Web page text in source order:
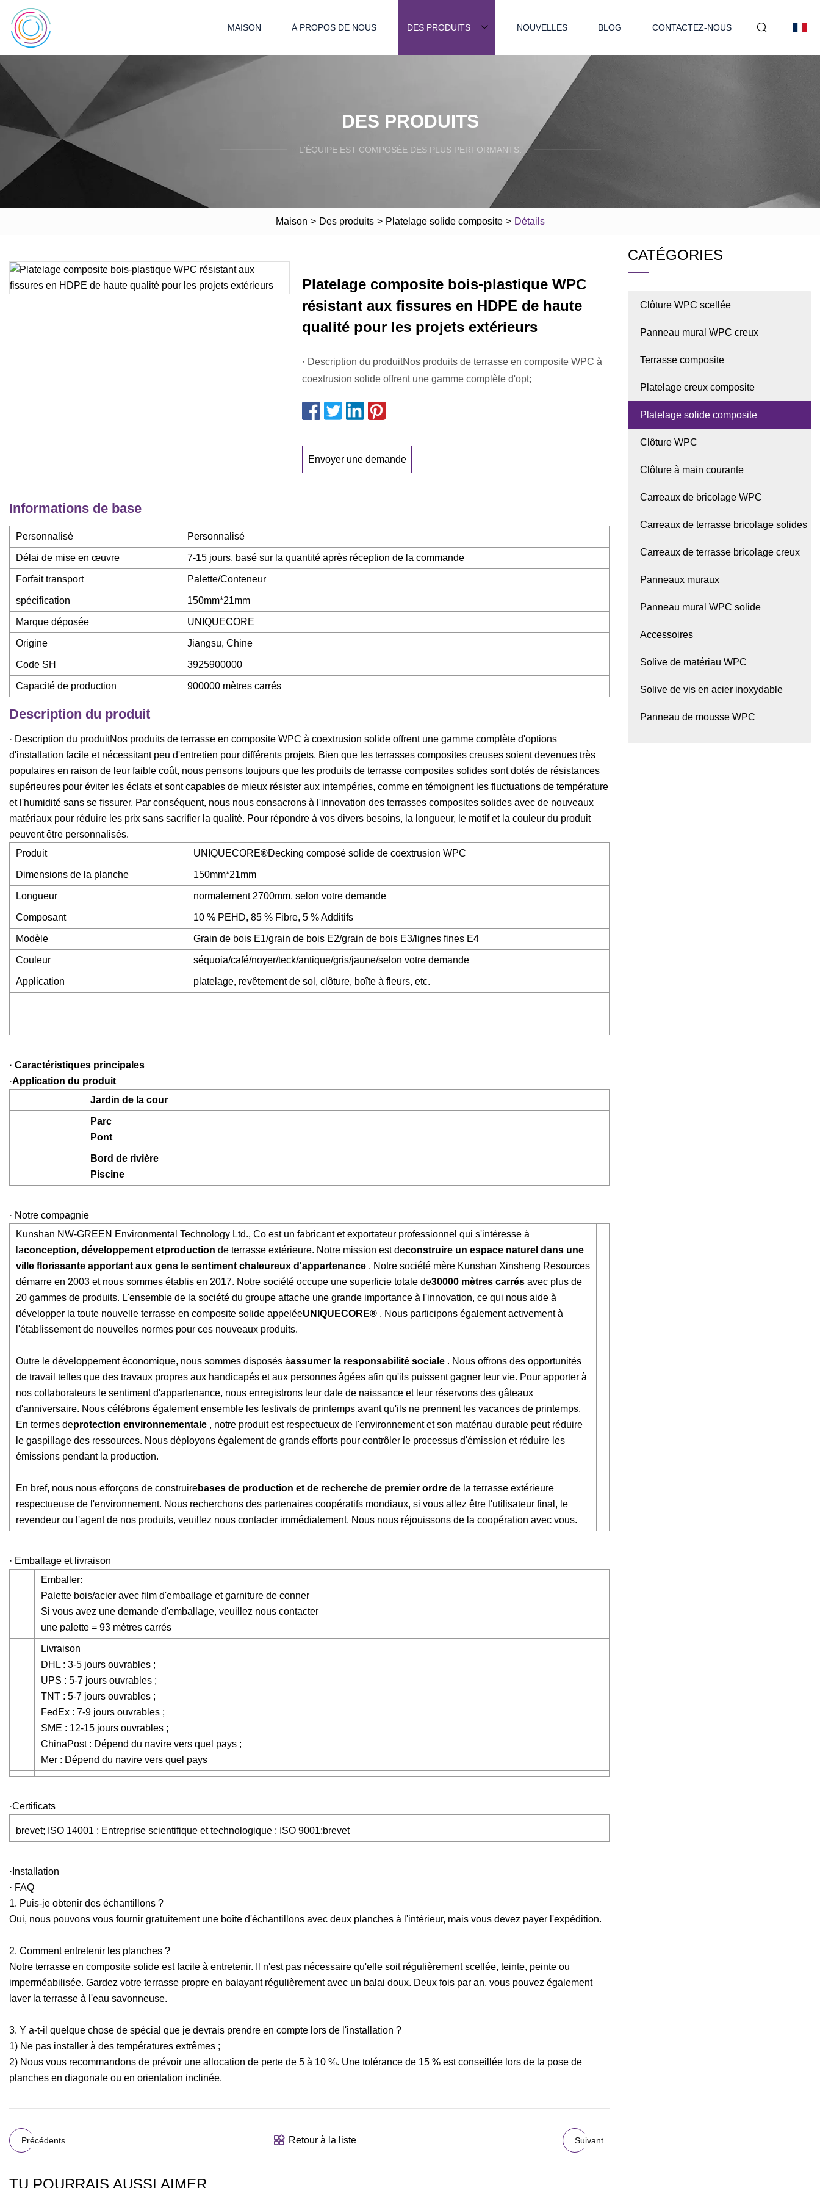
MAISON À PROPOS DE NOUS DES PRODUITS NOUVELLES BLOG CONTACTEZ-NOUS
DES PRODUITS
L'ÉQUIPE EST COMPOSÉE DES PLUS PERFORMANTS.
Maison > Des produits > Platelage solide composite > Détails
Platelage composite bois-plastique WPC
résistant aux fissures en HDPE de haute
qualité pour les projets extérieurs
· Description du produitNos produits de terrasse en composite WPC à
coextrusion solide offrent une gamme complète d'opt;
Envoyer une demande
Informations de base
Personnalisé Personnalisé
Délai de mise en œuvre 7-15 jours, basé sur la quantité après réception de la commande
Forfait transport Palette/Conteneur
spécification 150mm*21mm
Marque déposée UNIQUECORE
Origine Jiangsu, Chine
Code SH 3925900000
Capacité de production 900000 mètres carrés
Description du produit
· Description du produitNos produits de terrasse en composite WPC à coextrusion solide offrent une gamme complète d'options
d'installation facile et nécessitant peu d'entretien pour différents projets. Bien que les terrasses composites creuses soient devenues très
populaires en raison de leur faible coût, nous pensons toujours que les produits de terrasse composites solides sont dotés de résistances
supérieures pour éviter les éclats et sont capables de mieux résister aux intempéries, comme en témoignent les fluctuations de température
et l'humidité sans se fissurer. Par conséquent, nous nous consacrons à l'innovation des terrasses composites solides avec de nouveaux
matériaux pour réduire les prix sans sacrifier la qualité. Pour répondre à vos divers besoins, la longueur, le motif et la couleur du produit
peuvent être personnalisés.
Produit
UNIQUECORE®Decking composé solide de coextrusion WPC
Dimensions de la planche 150mm*21mm
Longueur normalement 2700mm, selon votre demande
Composant 10 % PEHD, 85 % Fibre, 5 % Additifs
Modèle Grain de bois E1/grain de bois E2/grain de bois E3/lignes fines E4
Couleur séquoia/café/noyer/teck/antique/gris/jaune/selon votre demande
Application platelage, revêtement de sol, clôture, boîte à fleurs, etc.
· Caractéristiques principales
·Application du produit
Jardin de la cour
Parc
Pont
Bord de rivière
Piscine
· Notre compagnie
Kunshan NW-GREEN Environmental Technology Ltd., Co est un fabricant et exportateur professionnel qui s'intéresse à
laconception, développement etproduction de terrasse extérieure. Notre mission est deconstruire un espace naturel dans une
ville florissante apportant aux gens le sentiment chaleureux d'appartenance . Notre société mère Kunshan Xinsheng Resources
démarre en 2003 et nous sommes établis en 2017. Notre société occupe une superficie totale de30000 mètres carrés avec plus de
20 gammes de produits. L'ensemble de la société du groupe attache une grande importance à l'innovation, ce qui nous aide à
développer la toute nouvelle terrasse en composite solide appeléeUNIQUECORE® . Nous participons également activement à
l'établissement de nouvelles normes pour ces nouveaux produits.
Outre le développement économique, nous sommes disposés àassumer la responsabilité sociale . Nous offrons des opportunités
de travail telles que des travaux propres aux handicapés et aux personnes âgées afin qu'ils puissent gagner leur vie. Pour apporter à
nos collaborateurs le sentiment d'appartenance, nous enregistrons leur date de naissance et leur réservons des gâteaux
d'anniversaire. Nous célébrons également ensemble les festivals de printemps avant qu'ils ne prennent les vacances de printemps.
En termes deprotection environnementale , notre produit est respectueux de l'environnement et son matériau durable peut réduire
le gaspillage des ressources. Nous déployons également de grands efforts pour contrôler le processus d'émission et réduire les
émissions pendant la production.
En bref, nous nous efforçons de construirebases de production et de recherche de premier ordre de la terrasse extérieure
respectueuse de l'environnement. Nous recherchons des partenaires coopératifs mondiaux, si vous allez être l'utilisateur final, le
revendeur ou l'agent de nos produits, veuillez nous contacter immédiatement. Nous nous réjouissons de la coopération avec vous.
· Emballage et livraison
Emballer:
Palette bois/acier avec film d'emballage et garniture de conner
Si vous avez une demande d'emballage, veuillez nous contacter
une palette = 93 mètres carrés
Livraison
DHL : 3-5 jours ouvrables ;
UPS : 5-7 jours ouvrables ;
TNT : 5-7 jours ouvrables ;
FedEx : 7-9 jours ouvrables ;
SME : 12-15 jours ouvrables ;
ChinaPost : Dépend du navire vers quel pays ;
Mer : Dépend du navire vers quel pays
·Certificats
brevet; ISO 14001 ; Entreprise scientifique et technologique ; ISO 9001;brevet
·Installation
· FAQ
1. Puis-je obtenir des échantillons ?
Oui, nous pouvons vous fournir gratuitement une boîte d'échantillons avec deux planches à l'intérieur, mais vous devez payer l'expédition.
2. Comment entretenir les planches ?
Notre terrasse en composite solide est facile à entretenir. Il n'est pas nécessaire qu'elle soit régulièrement scellée, teinte, peinte ou
imperméabilisée. Gardez votre terrasse propre en balayant régulièrement avec un balai doux. Deux fois par an, vous pouvez également
laver la terrasse à l'eau savonneuse.
3. Y a-t-il quelque chose de spécial que je devrais prendre en compte lors de l'installation ?
1) Ne pas installer à des températures extrêmes ;
2) Nous vous recommandons de prévoir une allocation de perte de 5 à 10 %. Une tolérance de 15 % est conseillée lors de la pose de
planches en diagonale ou en orientation inclinée.
Précédents Retour à la liste Suivant
TU POURRAIS AUSSI AIMER
CATÉGORIES
Clôture WPC scellée
Panneau mural WPC creux
Terrasse composite
Platelage creux composite
Platelage solide composite
Clôture WPC
Clôture à main courante
Carreaux de bricolage WPC
Carreaux de terrasse bricolage solides
Carreaux de terrasse bricolage creux
Panneaux muraux
Panneau mural WPC solide
Accessoires
Solive de matériau WPC
Solive de vis en acier inoxydable
Panneau de mousse WPC